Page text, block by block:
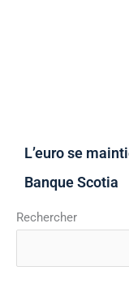
L’euro se
Banque Scotia
Rechercher